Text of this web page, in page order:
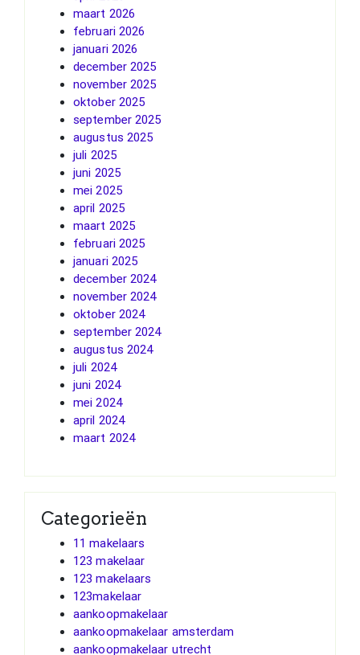
maart 2026
februari 2026
januari 2026
december 2025
november 2025
oktober 2025
september 2025
augustus 2025
juli 2025
juni 2025
mei 2025
april 2025
maart 2025
februari 2025
januari 2025
december 2024
november 2024
oktober 2024
september 2024
augustus 2024
juli 2024
juni 2024
mei 2024
april 2024
maart 2024
Categorieën
11 makelaars
123 makelaar
123 makelaars
123makelaar
aankoopmakelaar
aankoopmakelaar amsterdam
aankoopmakelaar utrecht